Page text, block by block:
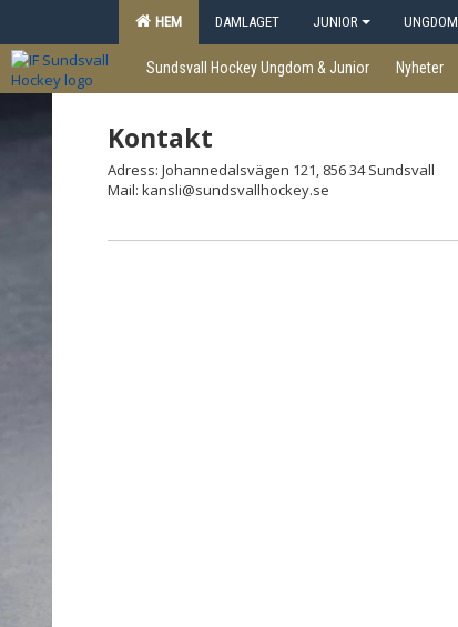
HEM DAMLAGET JUNIOR UNGDOM
Sundsvall Hockey Ungdom & Junior Nyheter
Kontakt
Adress: Johannedalsvägen 121, 856 34 Sundsvall
Mail: kansli@sundsvallhockey.se